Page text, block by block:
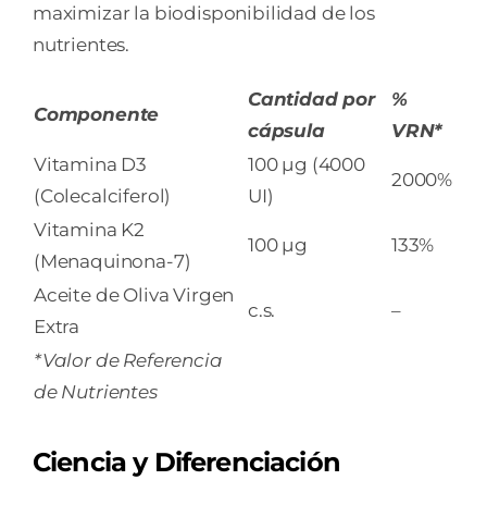
maximizar la biodisponibilidad de los
nutrientes.
Componente
Cantidad por
cápsula
%
VRN*
Vitamina D3
(Colecalciferol)
100 µg (4000
UI)
2000%
Vitamina K2
(Menaquinona-7)
100 µg 133%
Aceite de Oliva Virgen
Extra
c.s. –
*Valor de Referencia
de Nutrientes
Ciencia y Diferenciación